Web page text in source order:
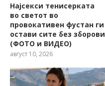
Најсекси тенисерката
во светот во
провокативен фустан ги
остави сите без зборови
(ФОТО и ВИДЕО)
август 10, 2026